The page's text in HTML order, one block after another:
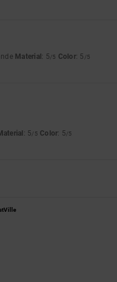
Material : 5/5 Color: 5 /5
: 5/5 Color: 5/5